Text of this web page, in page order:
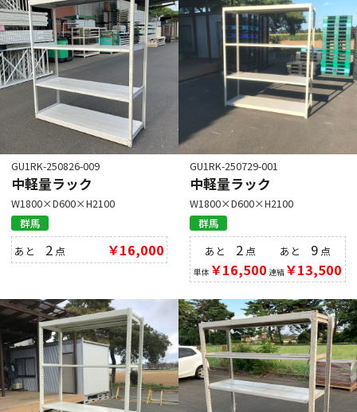
GU1RK-250826-009
中軽量ラック
W1800×D600×H2100
群馬
あと 2 点 ￥16,000
GU1RK-250729-001
中軽量ラック
W1800×D600×H2100
群馬
あと 2 点
単体 ￥16,500
あと 9点
連結￥13,500